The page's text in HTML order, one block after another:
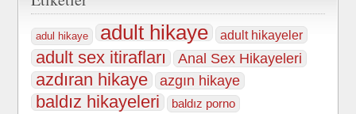
adul hikaye adult hikaye adult hikayeler
adult sex itirafları Anal Sex Hikayeleri
azdıran hikaye azgın hikaye
baldız hikayeleri baldız porno